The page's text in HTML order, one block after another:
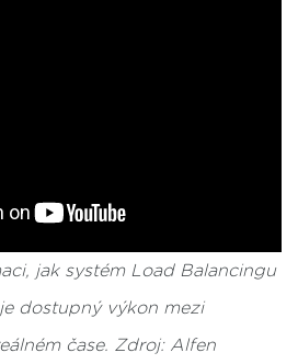
jak systém Load Balancingu
dostupný výkon mezi
čase. Zdroj: Alfen